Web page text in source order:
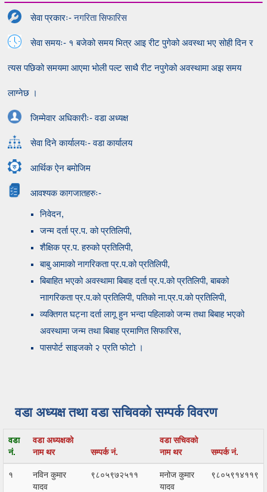
सेवा प्रकारः-नगरिता सिफारिस
सेवा समयः- १ बजेको समय भित्र आइ रीट पुगेको अवस्था भए सोही दिन र
त्यस पछिको समयमा आएमा भोली पल्ट साथै रीट नपुगेको अवस्थामा अझ समय
लाग्नेछ ।
जिम्मेवार अधिकारीः- वडा अध्यक्ष
सेवा दिने कार्यालयः- वडा कार्यालय
आर्थिक ऐन बमोजिम
आवश्यक कागजातहरुः-
निवेदन,
जन्म दर्ता प्र.प. को प्रतिलिपी,
शैक्षिक प्र.प. हरुको प्रतिलिपी,
बाबु आमाको नागरिकता प्र.प.को प्रतिलिपी,
बिबाहित भएको अवस्थामा बिबाह दर्ता प्र.प.को प्रतिलिपी, बाबको
नाागरिकता प्र.प.को प्रतिलिपी, पतिको ना.प्र.प.को प्रतिलिपी,
व्यक्तिगत घट्ना दर्ता लागू हुन भन्दा पहिलाको जन्म तथा बिबाह भएको
अवस्थामा जन्म तथा बिबाह प्रमाणित सिफारिस,
पासपोर्ट साइजको २ प्रति फोटो ।
वडा अध्यक्ष तथा वडा सचिवको सम्पर्क विवरण
वडा
नं.
वडा अध्यक्षको
नाम थर
सम्पर्क नं.
वडा सचिवको
नाम थर
सम्पर्क नं.
१
नविन कुमार
यादव
९८०५९७२५११
मनोज कुमार
यादव
९८०५९१४११९